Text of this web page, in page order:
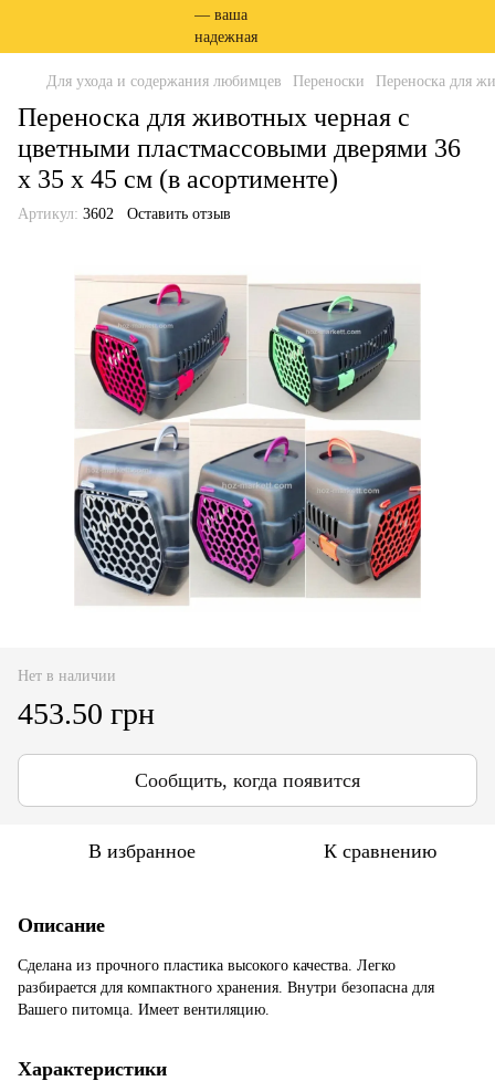
Для ухода и содержания любимцев Переноски Переноска для
Переноска для животных черная с
цветными пластмассовыми дверями 36
x 35 x 45 см (в асортименте)
Артикул: 3602 Оставить отзыв
Нет в наличии
453.50 грн
Сообщить, когда появится
В избранное К сравнению
Описание
Сделана из прочного пластика высокого качества. Легко
разбирается для компактного хранения. Внутри безопасна для
Вашего питомца. Имеет вентиляцию.
Характеристики